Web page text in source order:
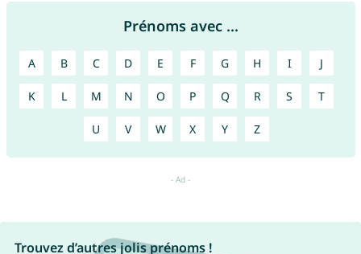
Prénoms avec ...
A B C D E F G H I J
K L M N O P Q R S T
U V W X Y Z
Trouvez d’autres jolis prénoms !